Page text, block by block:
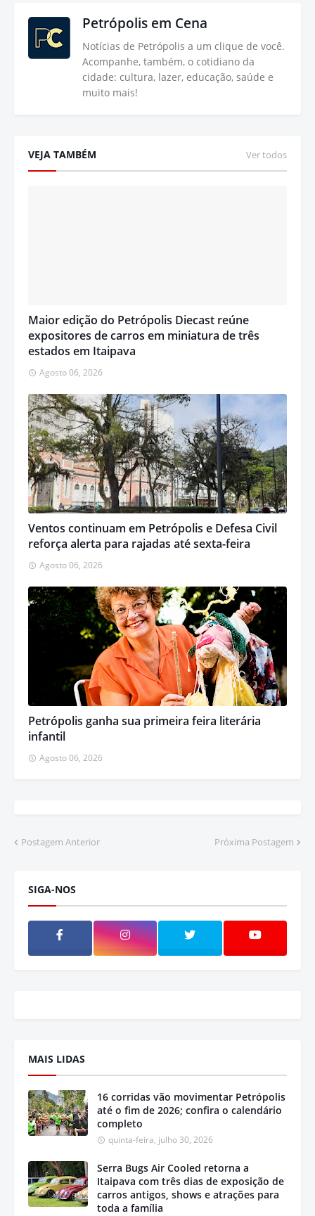
Petrópolis em Cena
Notícias de Petrópolis a um clique de você.
Acompanhe, também, o cotidiano da
cidade: cultura, lazer, educação, saúde e
muito mais!
VEJA TAMBÉM Ver todos
Maior edição do Petrópolis Diecast reúne
expositores de carros em miniatura de três
estados em Itaipava
Agosto 06, 2026
Ventos continuam em Petrópolis e Defesa Civil
reforça alerta para rajadas até sexta-feira
Agosto 06, 2026
Petrópolis ganha sua primeira feira literária
infantil
Agosto 06, 2026
Postagem Anterior Próxima Postagem
SIGA-NOS
MAIS LIDAS
16 corridas vão movimentar Petrópolis
até o fim de 2026; confira o calendário
completo
quinta-feira, julho 30, 2026
Serra Bugs Air Cooled retorna a
Itaipava com três dias de exposição de
carros antigos, shows e atrações para
toda a família